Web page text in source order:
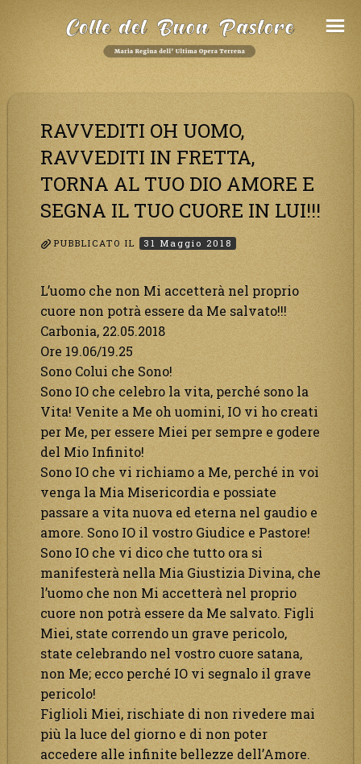
RAVVEDITI OH UOMO,
RAVVEDITI IN FRETTA,
TORNA AL TUO DIO AMORE E
SEGNA IL TUO CUORE IN LUI!!!
PUBBLICATO IL 31 Maggio 2018
L’uomo che non Mi accetterà nel proprio
cuore non potrà essere da Me salvato!!!
Carbonia, 22.05.2018
Ore 19.06/19.25
Sono Colui che Sono!
Sono IO che celebro la vita, perché sono la
Vita! Venite a Me oh uomini, IO vi ho creati
per Me, per essere Miei per sempre e godere
del Mio Infinito!
Sono IO che vi richiamo a Me, perché in voi
venga la Mia Misericordia e possiate
passare a vita nuova ed eterna nel gaudio e
amore. Sono IO il vostro Giudice e Pastore!
Sono IO che vi dico che tutto ora si
manifesterà nella Mia Giustizia Divina, che
l’uomo che non Mi accetterà nel proprio
cuore non potrà essere da Me salvato. Figli
Miei, state correndo un grave pericolo,
state celebrando nel vostro cuore satana,
non Me; ecco perché IO vi segnalo il grave
pericolo!
Figlioli Miei, rischiate di non rivedere mai
più la luce del giorno e di non poter
accedere alle infinite bellezze dell’Amore.